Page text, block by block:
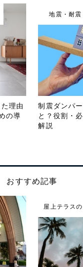
理由
の導
地震・耐震
制震ダンパ
と？役割・
解説
おすすめ記事
屋上テラス